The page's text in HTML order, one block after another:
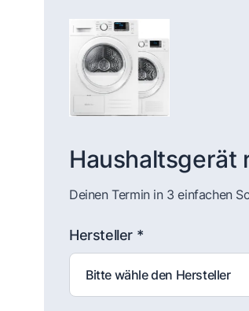
Haushaltsgerät
Deinen Termin in 3 einfachen
Hersteller *